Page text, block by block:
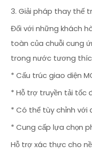
3. Giải pháp thay thế
Đối với những khách
toàn của chuỗi cung
trong nước tương
* Cấu trúc giao diện
* Hỗ trợ truyền tải tốc
* Có thể tùy chỉnh với
* Cung cấp lựa chọn
Hỗ trợ xác thực cho